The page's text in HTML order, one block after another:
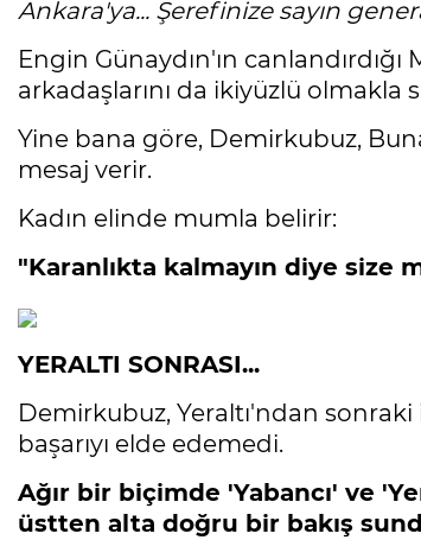
Ankara'ya... Şerefinize sayın
Engin Günaydın'ın
arkadaşlarını da ikiyüzlü olmakla
Yine bana göre, Demirkubuz,
mesaj verir.
Kadın elinde mumla belirir:
"Karanlıkta kalmayın diye size
YERALTI SONRASI...
Demirkubuz, Yeraltı'ndan
başarıyı elde edemedi.
Ağır bir biçimde 'Yabancı' ve
üstten alta doğru bir bakış